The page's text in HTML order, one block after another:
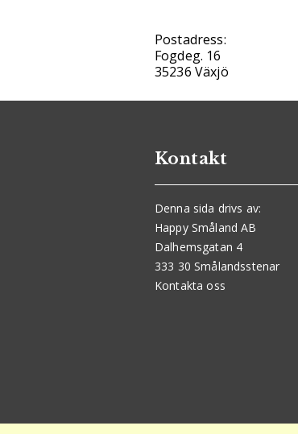
Postadress:
Fogdeg. 16
35236 Växjö
Kontakt
Denna sida drivs av:
Happy Småland AB
Dalhemsgatan 4
333 30 Smålandsstenar
Kontakta oss